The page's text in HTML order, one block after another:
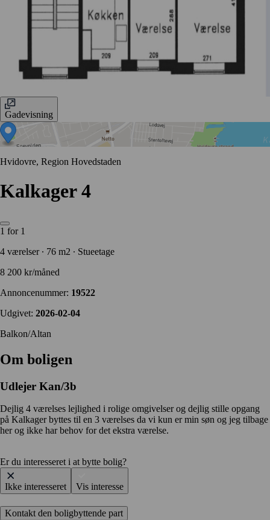
Gadevisning
Hvidovre, Region Hovedstaden
Kalkager 4
1 for 1
4 værelser ∙ 76 m2 ∙ Stueetage
8 200 kr/måned
Annoncenummer: 19522
Udgivet: 2026-02-04
Balkon/Altan
Om boligen
Udlejer Kan/3b
Dejlig 4 værelses lejlighed i rolige omgivelser og dejlig stille opgang
på Kalkager byttes til en 3 værelses da vi kun er min søn og jeg tilbage
her og ikke har behov for det ekstra værelse.
Er du interesseret i at bytte bolig?
Ikke interesseret Vis interesse
Kontakt den boligbyttende part